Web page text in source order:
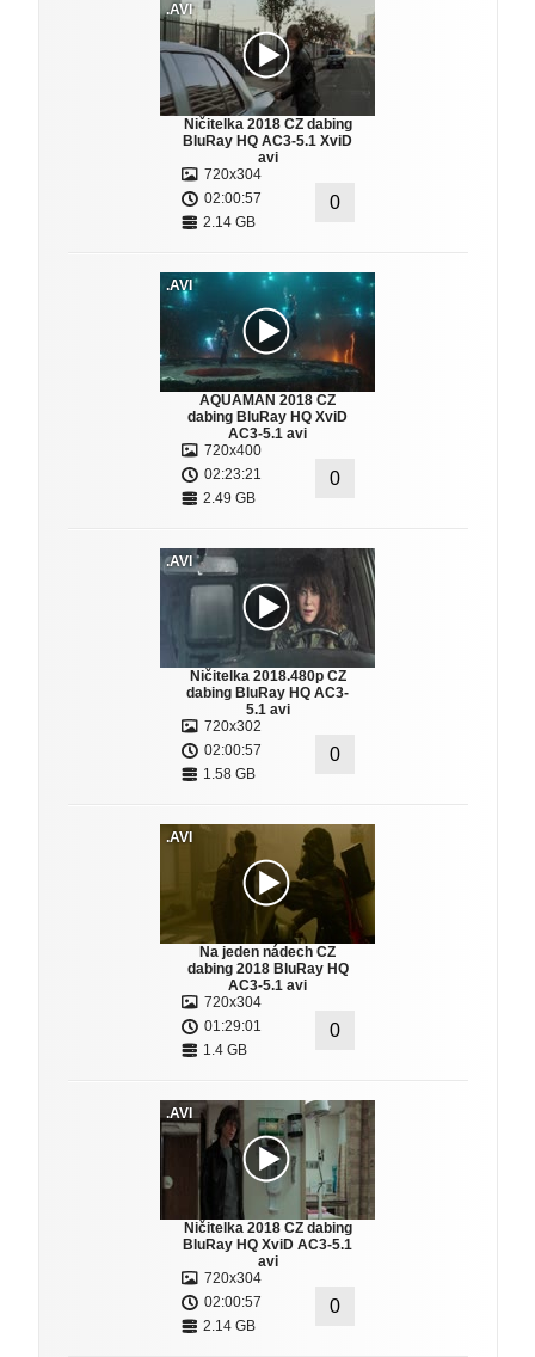
.AVI
Ničitelka 2018 CZ dabing
BluRay HQ AC3-5.1 XviD
avi
720x304
02:00:57
2.14 GB
0
.AVI
AQUAMAN 2018 CZ
dabing BluRay HQ XviD
AC3-5.1 avi
720x400
02:23:21
2.49 GB
0
.AVI
Ničitelka 2018.480p CZ
dabing BluRay HQ AC3-
5.1 avi
720x302
02:00:57
1.58 GB
0
.AVI
Na jeden nádech CZ
dabing 2018 BluRay HQ
AC3-5.1 avi
720x304
01:29:01
1.4 GB
0
.AVI
Ničitelka 2018 CZ dabing
BluRay HQ XviD AC3-5.1
avi
720x304
02:00:57
2.14 GB
0